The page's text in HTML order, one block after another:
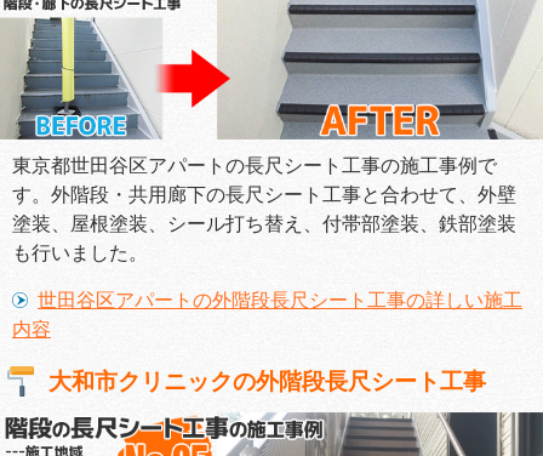
東京都世田谷区アパートの長尺シート工事の施工事例で
す。外階段・共用廊下の長尺シート工事と合わせて、外壁
塗装、屋根塗装、シール打ち替え、付帯部塗装、鉄部塗装
も行いました。
世田谷区アパートの外階段長尺シート工事の詳しい施工
内容
大和市クリニックの外階段長尺シート工事